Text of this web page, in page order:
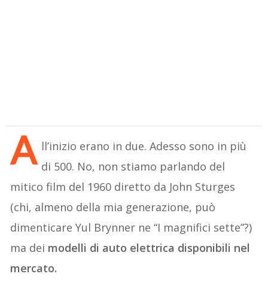
A ll’inizio erano in due. Adesso sono in più
di 500. No, non stiamo parlando del
mitico film del 1960 diretto da John Sturges
(chi, almeno della mia generazione, può
dimenticare Yul Brynner ne “I magnifici sette”?)
ma dei modelli di auto elettrica disponibili nel
mercato.